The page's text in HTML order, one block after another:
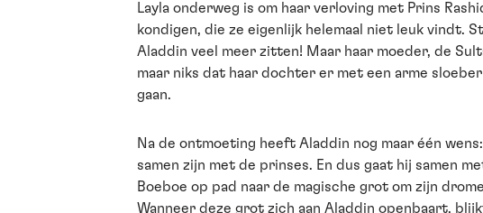
Layla onderweg is om haar verloving met Prins
kondigen, die ze eigenlijk helemaal niet leuk vindt.
Aladdin veel meer zitten! Maar haar moeder, de
maar niks dat haar dochter er met een arme sloeber
gaan.
Na de ontmoeting heeft Aladdin nog maar één
samen zijn met de prinses. En dus gaat hij samen
Boeboe op pad naar de magische grot om zijn
Wanneer deze grot zich aan Aladdin openbaart,